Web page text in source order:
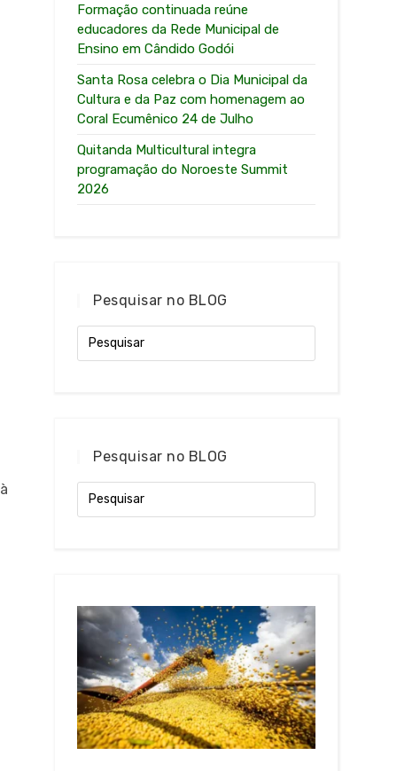
Formação continuada reúne
educadores da Rede Municipal de
Ensino em Cândido Godói
Santa Rosa celebra o Dia Municipal da
Cultura e da Paz com homenagem ao
Coral Ecumênico 24 de Julho
Quitanda Multicultural integra
programação do Noroeste Summit
2026
Pesquisar no BLOG
Pesquisar no BLOG